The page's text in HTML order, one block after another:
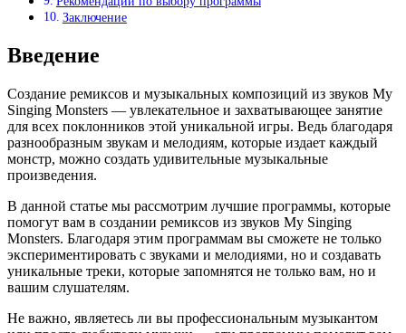
Заключение
Введение
Создание ремиксов и музыкальных композиций из звуков My
Singing Monsters — увлекательное и захватывающее занятие
для всех поклонников этой уникальной игры. Ведь благодаря
разнообразным звукам и мелодиям, которые издает каждый
монстр, можно создать удивительные музыкальные
произведения.
В данной статье мы рассмотрим лучшие программы, которые
помогут вам в создании ремиксов из звуков My Singing
Monsters. Благодаря этим программам вы сможете не только
экспериментировать с звуками и мелодиями, но и создавать
уникальные треки, которые запомнятся не только вам, но и
вашим слушателям.
Не важно, являетесь ли вы профессиональным музыкантом